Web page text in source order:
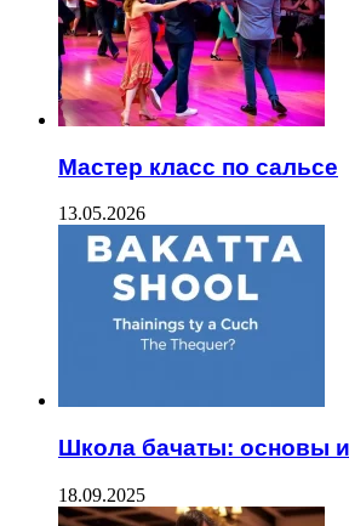
Мастер класс по сальсе
13.05.2026
Школа бачаты: основы и
18.09.2025